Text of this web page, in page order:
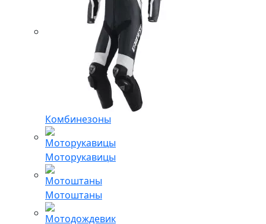
Комбинезоны
Моторукавицы
Мотоштаны